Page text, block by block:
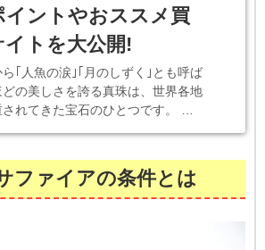
イントやおススメ買
イトを大公開!
｢人魚の涙｣｢月のしずく｣とも呼ば
の美しさを誇る真珠は、世界各地
されてきた宝石のひとつです。 …
ファイアの条件とは